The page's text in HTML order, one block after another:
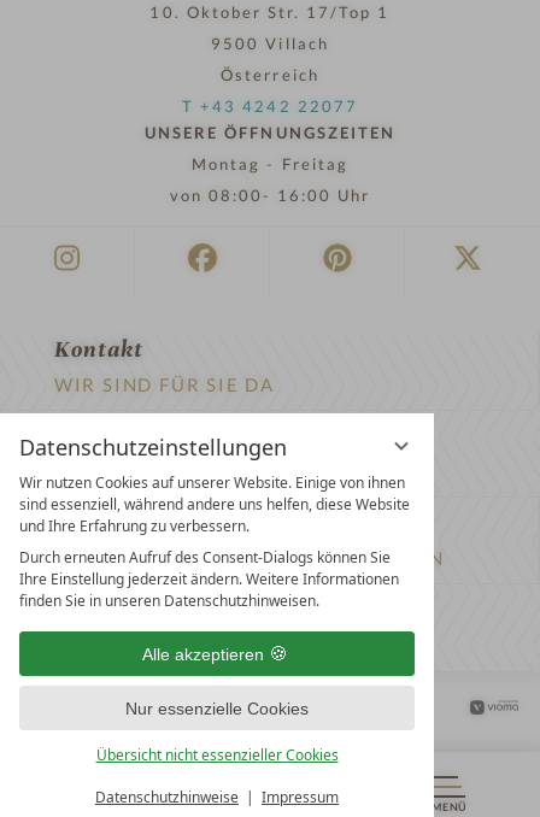
Datenschutzeinstellungen
Wir nutzen Cookies auf unserer Website. Einige von ihnen
sind essenziell, während andere uns helfen, diese Website
und Ihre Erfahrung zu verbessern.
Durch erneuten Aufruf des Consent-Dialogs können Sie
Ihre Einstellung jederzeit ändern. Weitere Informationen
finden Sie in unseren Datenschutzhinweisen.
Alle akzeptieren
Nur essenzielle Cookies
Übersicht nicht essenzieller Cookies
Datenschutzhinweise Impressum
MENÜ
GUTSCHEINE & MEHR ALLE RESORTS
10. Oktober Str. 17/Top 1
9500 Villach
Österreich
T +43 4242 22077
UNSERE ÖFFNUNGSZEITEN
Montag - Freitag
von 08:00- 16:00 Uhr
Kontakt
WIR SIND FÜR SIE DA
Newsletter
EXKLUSIVE ANGEBOTE SICHERN
Partnerhotel werden
LASSEN SIE IHR HOTEL AUSZEICHNEN
Presse
ARTIKEL & MEDIEN SEHEN
Datenschutz­einstellungenDatenschutz Impressum
Barrierefreiheitserklärung